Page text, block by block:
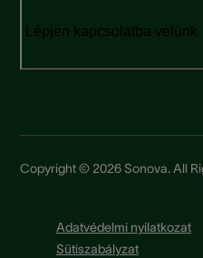
Lépjen kapcsolatba velünk
Copyright © 2026 Sonova. All
Adatvédelmi nyilatkozat
Sütiszabályzat